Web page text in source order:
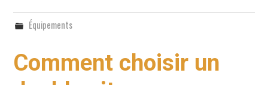
Équipements
Comment choisir un